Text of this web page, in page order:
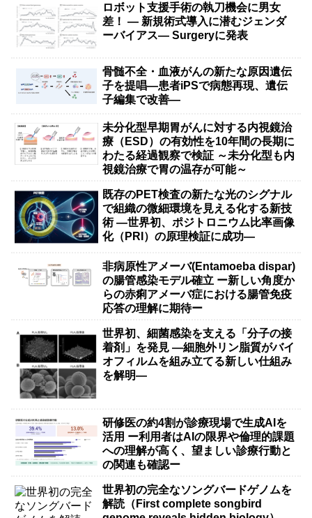
ロボット支援手術の執刀機会に男女
差！ — 新規術式導入に潜むジェンダ
ーバイアス— Surgeryに発表
骨髄不全・血液がんの新たな原因遺伝
子を提唱―患者iPSで病態再現、遺伝
子編集で改善―
未分化型早期胃がんに対する内視鏡治
療（ESD）の有効性を10年間の長期に
わたる経過観察で検証 ～未分化型も内
視鏡治療で胃の温存が可能～
既存のPET検査の新たな光のシグナル
で組織の微細環境を見える化する新技
術 ―世界初、ポジトロニウム比率画像
化（PRI）の原理検証に成功―
非病原性アメーバ(Entamoeba dispar)
の腸管感染モデル確立 ー新しい角度か
らの赤痢アメーバ症における腸管免疫
応答の理解に期待ー
世界初、細菌感染を支える「分子の接
着剤」を発見 ―細胞外リン脂質がバイ
オフィルムを組み立てる新しい仕組み
を解明―
研修医の約4割が診療現場で生成AIを
活用 ー利用者はAIの限界や倫理的課題
への理解が高く、望ましい診療行動と
の関連も確認ー
世界初の完全なソングバードゲノムを
解読（First complete songbird